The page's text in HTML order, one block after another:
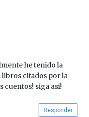
he tenido la
citados por la
cuentos! siga asi!
Responder